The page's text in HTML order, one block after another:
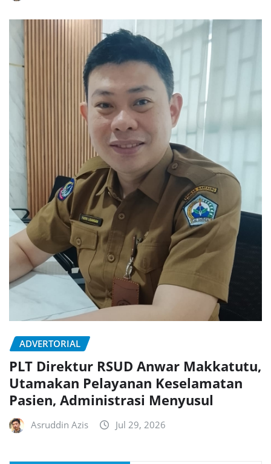
ADVERTORIAL
PLT Direktur RSUD Anwar Makkatutu,
Utamakan Pelayanan Keselamatan
Pasien, Administrasi Menyusul
Asruddin Azis Jul 29, 2026